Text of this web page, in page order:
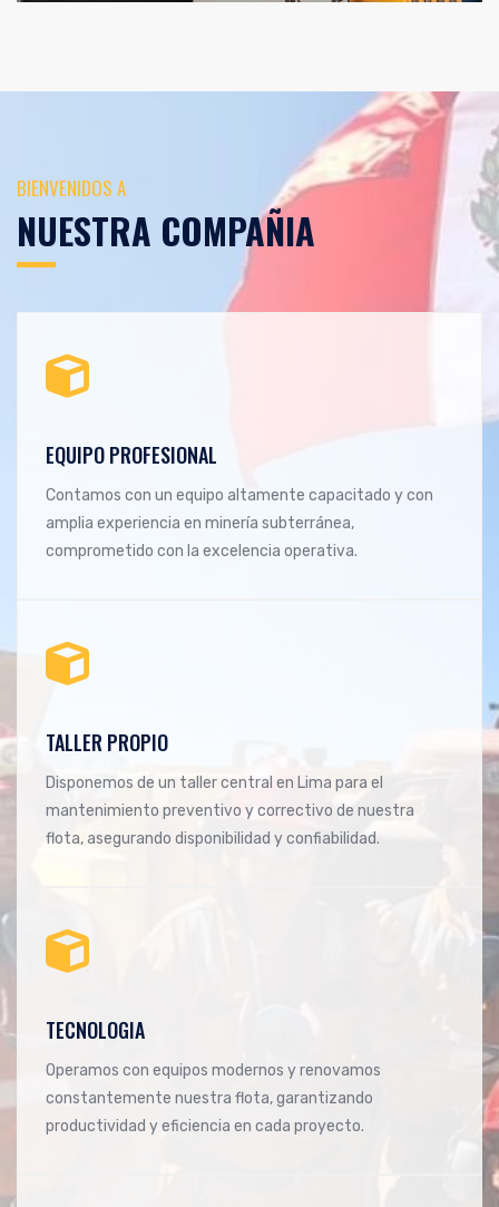
BIENVENIDOS A
NUESTRA COMPAÑIA
01
EQUIPO PROFESIONAL
Contamos con un equipo altamente capacitado y con
amplia experiencia en minería subterránea,
comprometido con la excelencia operativa.
02
TALLER PROPIO
Disponemos de un taller central en Lima para el
mantenimiento preventivo y correctivo de nuestra
flota, asegurando disponibilidad y confiabilidad.
03
TECNOLOGIA
Operamos con equipos modernos y renovamos
constantemente nuestra flota, garantizando
productividad y eficiencia en cada proyecto.